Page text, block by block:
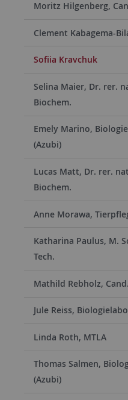
Moritz Hilgenberg,
Clement Kabagema-
Sofiia Kravchuk
Selina Maier, Dr. rer.
Biochem.
Emely Marino,
(Azubi)
Lucas Matt, Dr. rer.
Biochem.
Anne Morawa,
Katharina Paulus, M.
Tech.
Mathild Rebholz,
Jule Reiss,
Linda Roth, MTLA
Thomas Salmen,
(Azubi)